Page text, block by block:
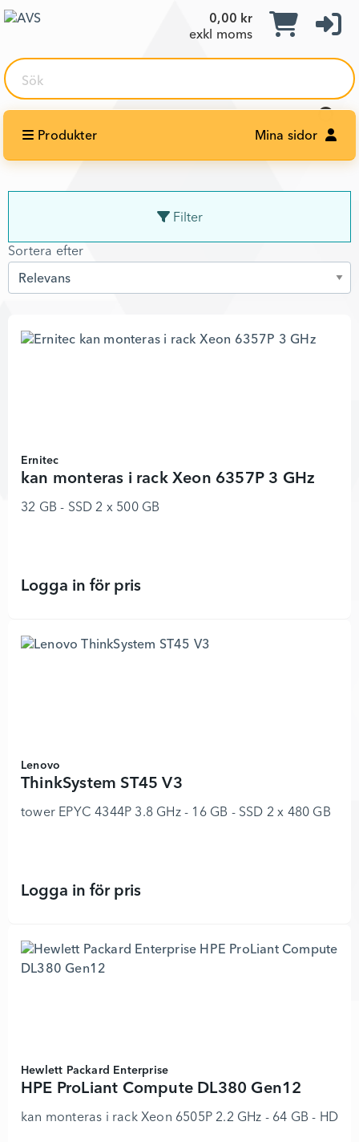
0,00 kr
exkl moms
Sök
Produkter Mina sidor
Filter
Sortera efter
Sortera efter
Ernitec
kan monteras i rack Xeon 6357P 3 GHz
32 GB - SSD 2 x 500 GB
Logga in för priskan monteras i rack Xeon 6357P 3
Lenovo
ThinkSystem ST45 V3
tower EPYC 4344P 3.8 GHz - 16 GB - SSD 2 x 480 GB
Logga in för prisThinkSystem ST45 V3 - 8853553 -
Hewlett Packard Enterprise
HPE ProLiant Compute DL380 Gen12
kan monteras i rack Xeon 6505P 2.2 GHz - 64 GB - HDD